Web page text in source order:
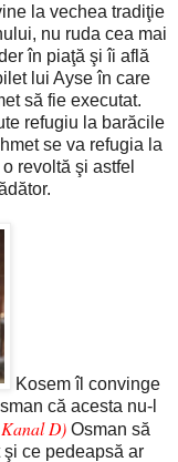
la vechea tradiţie
nu ruda cea mai
în piaţă şi îi află
lui Ayse în care
să fie executat.
refugiu la barăcile
se va refugia la
revoltă şi astfel
Kosem îl convinge
că acesta nu-l
D) Osman să
ce pedeapsă ar